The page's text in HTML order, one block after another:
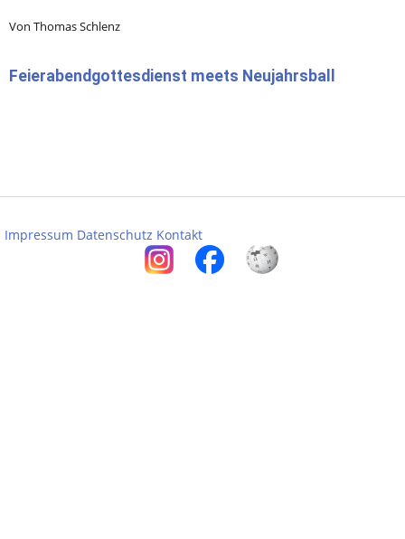
Von Thomas Schlenz
Feierabendgottesdienst meets Neujahrsball
Impressum Datenschutz Kontakt